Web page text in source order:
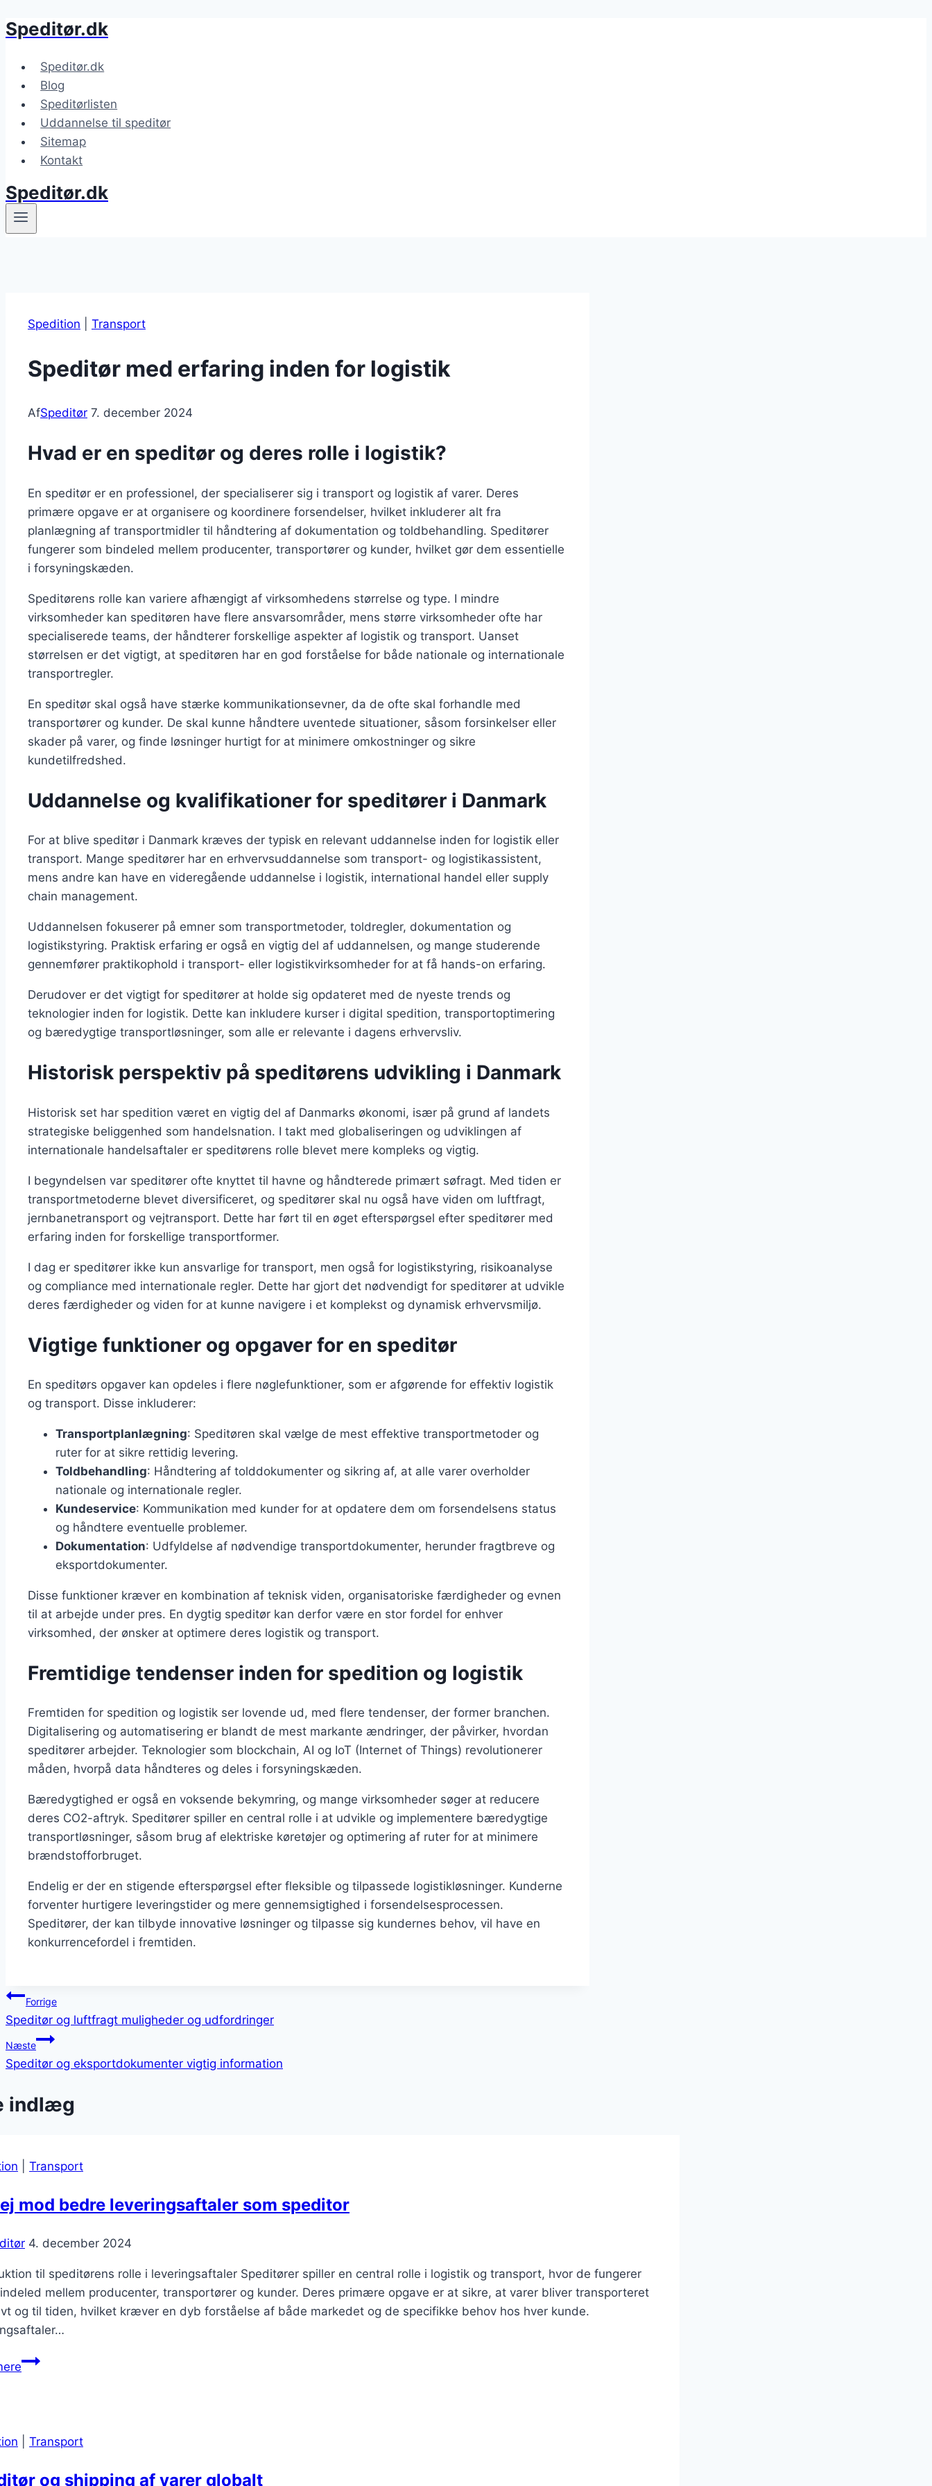
Fortsæt
indhold
Speditør.dk
Speditør.dk
Blog
Speditørlisten
Uddannelse til speditør
Sitemap
Kontakt
Speditør.dk
Spedition Transport
Speditør med erfaring inden for logistik
AfSpeditør 7. december 2024
Hvad er en speditør og deres rolle i logistik?
En speditør er en professionel, der specialiserer sig i transport og logistik af varer. Deres
primære opgave er at organisere og koordinere forsendelser, hvilket inkluderer alt fra
planlægning af transportmidler til håndtering af dokumentation og toldbehandling. Speditører
fungerer som bindeled mellem producenter, transportører og kunder, hvilket gør dem essentielle
i forsyningskæden.
Speditørens rolle kan variere afhængigt af virksomhedens størrelse og type. I mindre
virksomheder kan speditøren have flere ansvarsområder, mens større virksomheder ofte har
specialiserede teams, der håndterer forskellige aspekter af logistik og transport. Uanset
størrelsen er det vigtigt, at speditøren har en god forståelse for både nationale og internationale
transportregler.
En speditør skal også have stærke kommunikationsevner, da de ofte skal forhandle med
transportører og kunder. De skal kunne håndtere uventede situationer, såsom forsinkelser eller
skader på varer, og finde løsninger hurtigt for at minimere omkostninger og sikre
kundetilfredshed.
Uddannelse og kvalifikationer for speditører i Danmark
For at blive speditør i Danmark kræves der typisk en relevant uddannelse inden for logistik eller
transport. Mange speditører har en erhvervsuddannelse som transport- og logistikassistent,
mens andre kan have en videregående uddannelse i logistik, international handel eller supply
chain management.
Uddannelsen fokuserer på emner som transportmetoder, toldregler, dokumentation og
logistikstyring. Praktisk erfaring er også en vigtig del af uddannelsen, og mange studerende
gennemfører praktikophold i transport- eller logistikvirksomheder for at få hands-on erfaring.
Derudover er det vigtigt for speditører at holde sig opdateret med de nyeste trends og
teknologier inden for logistik. Dette kan inkludere kurser i digital spedition, transportoptimering
og bæredygtige transportløsninger, som alle er relevante i dagens erhvervsliv.
Historisk perspektiv på speditørens udvikling i Danmark
Historisk set har spedition været en vigtig del af Danmarks økonomi, især på grund af landets
strategiske beliggenhed som handelsnation. I takt med globaliseringen og udviklingen af
internationale handelsaftaler er speditørens rolle blevet mere kompleks og vigtig.
I begyndelsen var speditører ofte knyttet til havne og håndterede primært søfragt. Med tiden er
transportmetoderne blevet diversificeret, og speditører skal nu også have viden om luftfragt,
jernbanetransport og vejtransport. Dette har ført til en øget efterspørgsel efter speditører med
erfaring inden for forskellige transportformer.
I dag er speditører ikke kun ansvarlige for transport, men også for logistikstyring, risikoanalyse
og compliance med internationale regler. Dette har gjort det nødvendigt for speditører at udvikle
deres færdigheder og viden for at kunne navigere i et komplekst og dynamisk erhvervsmiljø.
Vigtige funktioner og opgaver for en speditør
En speditørs opgaver kan opdeles i flere nøglefunktioner, som er afgørende for effektiv logistik
og transport. Disse inkluderer:
Transportplanlægning: Speditøren skal vælge de mest effektive transportmetoder og
ruter for at sikre rettidig levering.
Toldbehandling: Håndtering af tolddokumenter og sikring af, at alle varer overholder
nationale og internationale regler.
Kundeservice: Kommunikation med kunder for at opdatere dem om forsendelsens status
og håndtere eventuelle problemer.
Dokumentation: Udfyldelse af nødvendige transportdokumenter, herunder fragtbreve og
eksportdokumenter.
Disse funktioner kræver en kombination af teknisk viden, organisatoriske færdigheder og evnen
til at arbejde under pres. En dygtig speditør kan derfor være en stor fordel for enhver
virksomhed, der ønsker at optimere deres logistik og transport.
Fremtidige tendenser inden for spedition og logistik
Fremtiden for spedition og logistik ser lovende ud, med flere tendenser, der former branchen.
Digitalisering og automatisering er blandt de mest markante ændringer, der påvirker, hvordan
speditører arbejder. Teknologier som blockchain, AI og IoT (Internet of Things) revolutionerer
måden, hvorpå data håndteres og deles i forsyningskæden.
Bæredygtighed er også en voksende bekymring, og mange virksomheder søger at reducere
deres CO2-aftryk. Speditører spiller en central rolle i at udvikle og implementere bæredygtige
transportløsninger, såsom brug af elektriske køretøjer og optimering af ruter for at minimere
brændstofforbruget.
Endelig er der en stigende efterspørgsel efter fleksible og tilpassede logistikløsninger. Kunderne
forventer hurtigere leveringstider og mere gennemsigtighed i forsendelsesprocessen.
Speditører, der kan tilbyde innovative løsninger og tilpasse sig kundernes behov, vil have en
konkurrencefordel i fremtiden.
Indlægsnavigation
Forrige
Speditør og luftfragt muligheder og udfordringer
Næste
Speditør og eksportdokumenter vigtig information
indlæg
Transport
mod bedre leveringsaftaler som speditor
4. december 2024
til speditørens rolle i leveringsaftaler Speditører spiller en central rolle i logistik og transport, hvor de fungerer
mellem producenter, transportører og kunder. Deres primære opgave er at sikre, at varer bliver transporteret
og til tiden, hvilket kræver en dyb forståelse af både markedet og de specifikke behov hos hver kunde.
På
leveringsaftaler
som
Transport
og shipping af varer globalt